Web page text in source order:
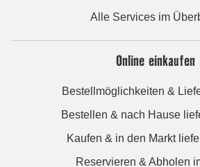
Alle Services im
Online einkaufen
Bestellmöglichkeiten &
Bestellen & nach Hause
Kaufen & in den Markt
Reservieren & Abholen